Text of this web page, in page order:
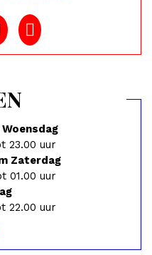
23.00 uur
Zaterdag
01.00 uur
22.00 uur